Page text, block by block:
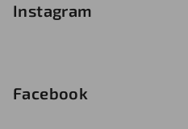
Instagram
Facebook